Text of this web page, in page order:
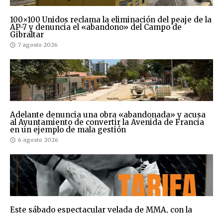
100×100 Unidos reclama la eliminación del peaje de la
AP-7 y denuncia el «abandono» del Campo de
Gibraltar
7 agosto 2026
Adelante denuncia una obra «abandonada» y acusa
al Ayuntamiento de convertir la Avenida de Francia
en un ejemplo de mala gestión
6 agosto 2026
Este sábado espectacular velada de MMA, con la